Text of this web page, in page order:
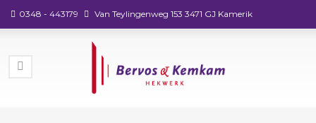
0348 - 443179 Van Teylingenweg 153 3471 GJ Kamerik